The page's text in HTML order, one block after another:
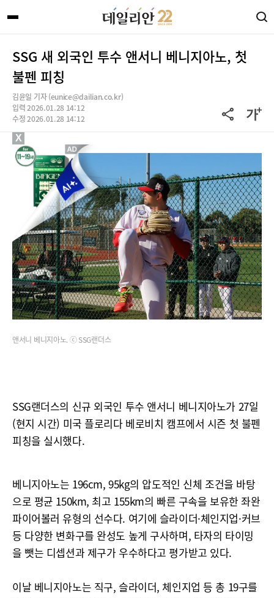
SSG 새 외국인 투수 앤서니 베니지아노, 첫
불펜 피칭
김윤일 기자 (eunice@dailian.co.kr)
입력 2026.01.28 14:12
수정 2026.01.28 14:12
앤서니 베니지아노. ⓒ SSG랜더스
SSG랜더스의 신규 외국인 투수 앤서니 베니지아노가 27일
(현지 시간) 미국 플로리다 베로비치 캠프에서 시즌 첫 불펜
피칭을 실시했다.
베니지아노는 196cm, 95kg의 압도적인 신체 조건을 바탕
으로 평균 150km, 최고 155km의 빠른 구속을 보유한 좌완
파이어볼러 유형의 선수다. 여기에 슬라이더·체인지업·커브
등 다양한 변화구를 완성도 높게 구사하며, 타자의 타이밍
을 뺏는 디셉션과 제구가 우수하다고 평가받고 있다.
이날 베니지아노는 직구, 슬라이더, 체인지업 등 총 19구를
X